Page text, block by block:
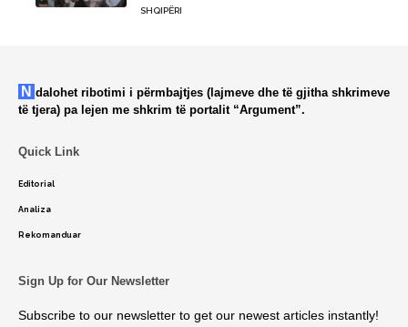
SHQIPËRI
Ndalohet ribotimi i përmbajtjes (lajmeve dhe të gjitha shkrimeve
të tjera) pa lejen me shkrim të portalit “Argument”.
Quick Link
Editorial
Analiza
Rekomanduar
Sign Up for Our Newsletter
Subscribe to our newsletter to get our newest articles instantly!